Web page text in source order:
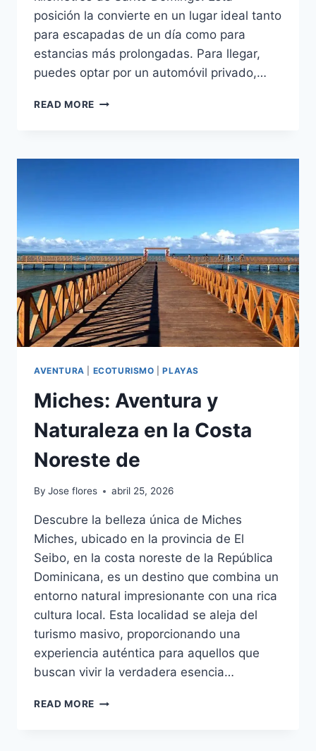
posición la convierte en un lugar ideal tanto
para escapadas de un día como para
estancias más prolongadas. Para llegar,
puedes optar por un automóvil privado,…
READ MORE BANI:
EN
AVENTURA ECOTURISMO |PLAYAS
Miches: Aventura y
Naturaleza en la Costa
Noreste de
By Jose flores abril 25, 2026
Descubre la belleza única de Miches
Miches, ubicado en la provincia de El
Seibo, en la costa noreste de la República
Dominicana, es un destino que combina un
entorno natural impresionante con una rica
cultura local. Esta localidad se aleja del
turismo masivo, proporcionando una
experiencia auténtica para aquellos que
buscan vivir la verdadera esencia…
READ MORE MICHES: